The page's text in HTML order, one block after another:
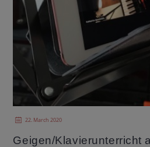
22. March 2020
Geigen/Klavierunterricht